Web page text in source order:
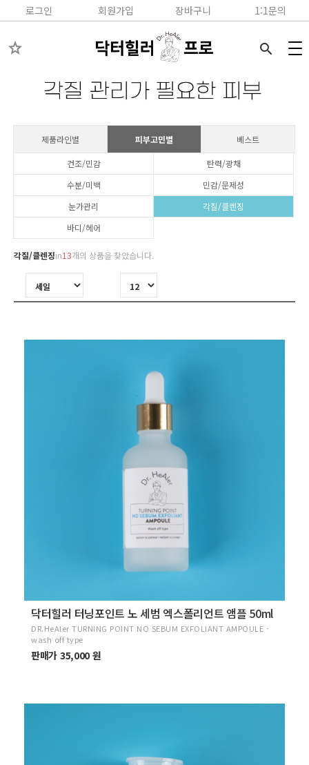
로그인 회원가입 장바구니 1:1문의
search
star
제품라인별 피부고민별 베스트
건조/민감
탄력/광채
수분/미백
민감/문제성
눈가관리
각질/클렌징
바디/헤어
각질/클렌징in13개의 상품을 찾았습니다.
닥터힐러 터닝포인트 노 세범 엑스폴리언트 앰플 50ml
DR.HeAler TURNING POINT NO SEBUM EXFOLIANT AMPOULE -
wash off type
판매가 35,000 원